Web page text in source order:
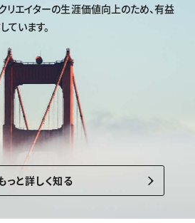
リエイターの生涯価値向上のため、有益
ています。
っと詳しく知る